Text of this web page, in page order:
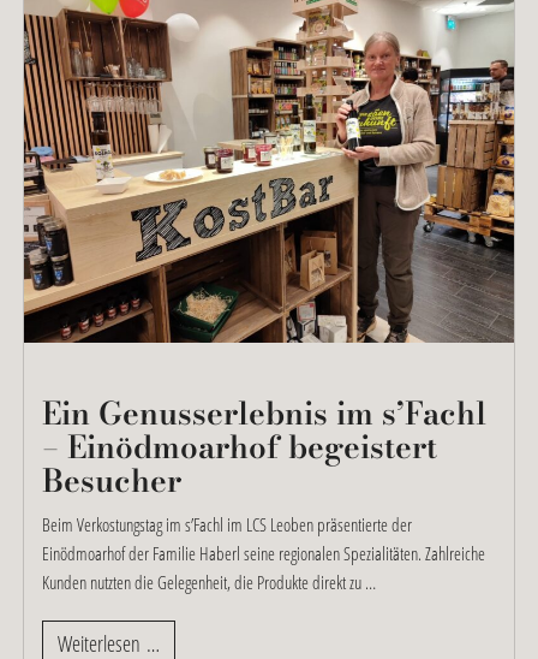
Ein Genusserlebnis im s’Fachl
– Einödmoarhof begeistert
Besucher
Beim Verkostungstag im s’Fachl im LCS Leoben präsentierte der
Einödmoarhof der Familie Haberl seine regionalen Spezialitäten. Zahlreiche
Kunden nutzten die Gelegenheit, die Produkte direkt zu …
Weiterlesen …